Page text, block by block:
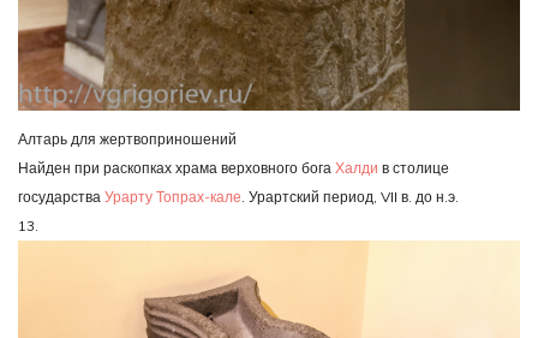
Алтарь для жертвоприношений
Найден при раскопках храма верховного бога Халди в столице
государства Урарту Топрах-кале. Урартский период, VII в. до н.э.
13.